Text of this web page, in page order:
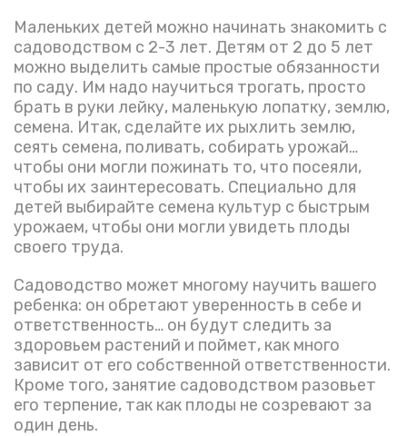
Маленьких детей можно начинать знакомить с
садоводством с 2-3 лет. Детям от 2 до 5 лет
можно выделить самые простые обязанности
по саду. Им надо научиться трогать, просто
брать в руки лейку, маленькую лопатку, землю,
семена. Итак, сделайте их рыхлить землю,
сеять семена, поливать, собирать урожай…
чтобы они могли пожинать то, что посеяли,
чтобы их заинтересовать. Специально для
детей выбирайте семена культур с быстрым
урожаем, чтобы они могли увидеть плоды
своего труда.
Садоводство может многому научить вашего
ребенка: он обретают уверенность в себе и
ответственность… он будут следить за
здоровьем растений и поймет, как много
зависит от его собственной ответственности.
Кроме того, занятие садоводством разовьет
его терпение, так как плоды не созревают за
один день.